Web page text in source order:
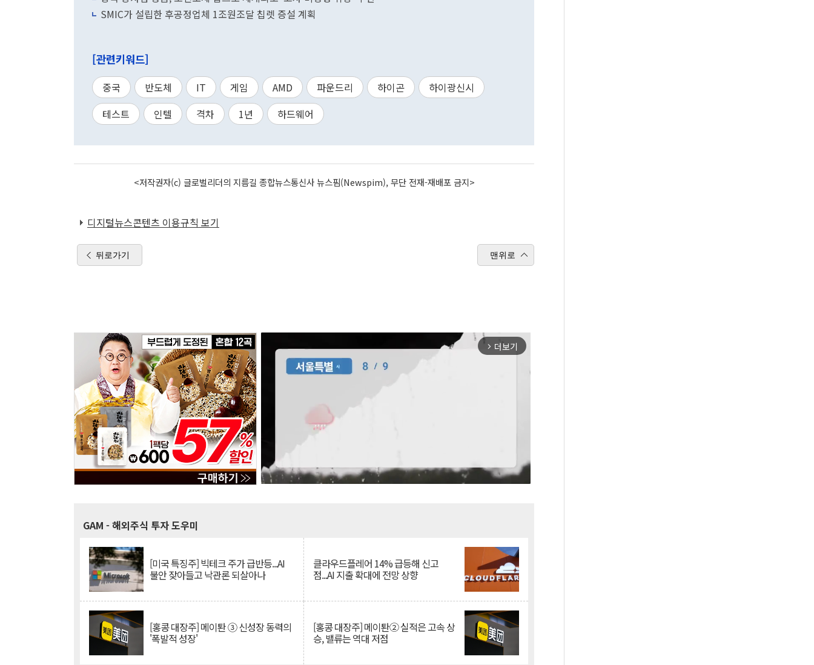
SMIC가 설립한 후공정업체 1조원조달 칩렛 증설 계획
[관련키워드]
중국 반도체 IT 게임 AMD 파운드리 하이곤
하이광신시
테스트
인텔 격차 1년 하드웨어
<저작권자(c) 글로벌리더의 지름길 종합뉴스통신사 뉴스핌(Newspim), 무단 전재-재배포 금지>
디지털뉴스콘텐츠 이용규칙 보기
뒤로가기 맨위로
arrow_forward_ios 더보기
GAM - 해외주식 투자 도우미
[미국 특징주] 빅테크 주가 급반등...AI
불안 잦아들고 낙관론 되살아나
클라우드플레어 14% 급등해 신고
점...AI 지출 확대에 전망 상향
[홍콩 대장주] 메이퇀 ③ 신성장 동력의
'폭발적 성장'
[홍콩 대장주] 메이퇀② 실적은 고속 상
승, 밸류는 역대 저점